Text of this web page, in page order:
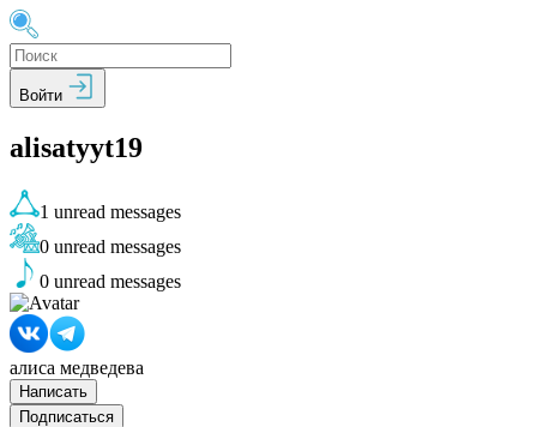
Войти
alisatyyt19
1 unread messages
0 unread messages
0 unread messages
алиса медведева
Написать
Подписаться